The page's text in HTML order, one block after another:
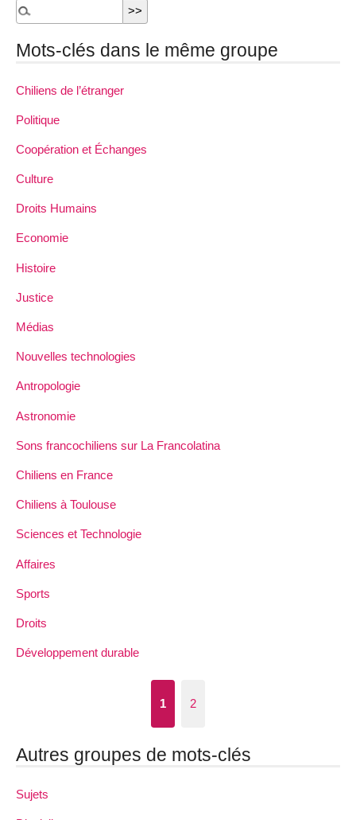
Mots-clés dans le même groupe
Chiliens de l’étranger
Politique
Coopération et Échanges
Culture
Droits Humains
Economie
Histoire
Justice
Médias
Nouvelles technologies
Antropologie
Astronomie
Sons francochiliens sur La Francolatina
Chiliens en France
Chiliens à Toulouse
Sciences et Technologie
Affaires
Sports
Droits
Développement durable
1 2
Autres groupes de mots-clés
Sujets